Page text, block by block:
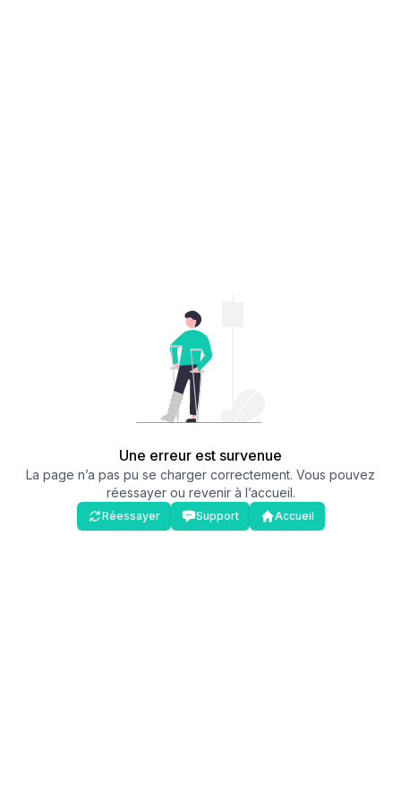
Une erreur est survenue
La page n’a pas pu se charger correctement. Vous pouvez
réessayer ou revenir à l’accueil.
Réessayer Support Accueil